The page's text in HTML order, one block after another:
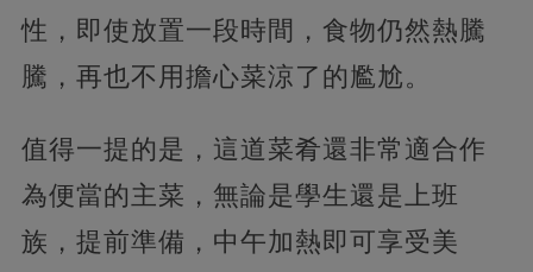
性，即使放置一段時間，食物仍然熱騰
騰，再也不用擔心菜涼了的尷尬。
值得一提的是，這道菜肴還非常適合作
為便當的主菜，無論是學生還是上班
族，提前準備，中午加熱即可享受美